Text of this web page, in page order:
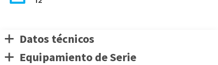
Datos técnicos
Equipamiento de Serie